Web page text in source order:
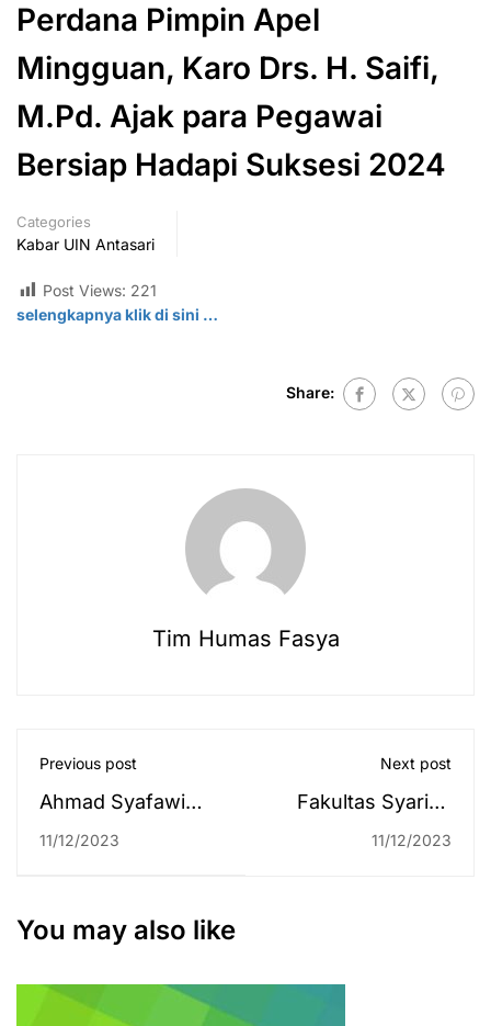
Perdana Pimpin Apel
Mingguan, Karo Drs. H. Saifi,
M.Pd. Ajak para Pegawai
Bersiap Hadapi Suksesi 2024
Categories
Kabar UIN Antasari
Post Views: 221
selengkapnya klik di sini …
Share:
Tim Humas Fasya
Previous post
Ahmad Syafawi
dan Najwa Ghina
Antasari 2023
11/12/2023
Next post
Fakultas Syariah
UIN Antasari Ikut
Banjarmasin Tahun
11/12/2023
You may also like